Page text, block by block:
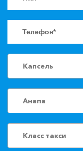
Капсель
Анапа
Класс такси